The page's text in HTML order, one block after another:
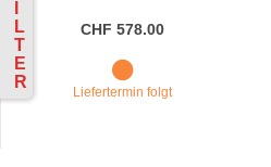
L
T
E
R
CHF 578.00
Liefertermin folgt